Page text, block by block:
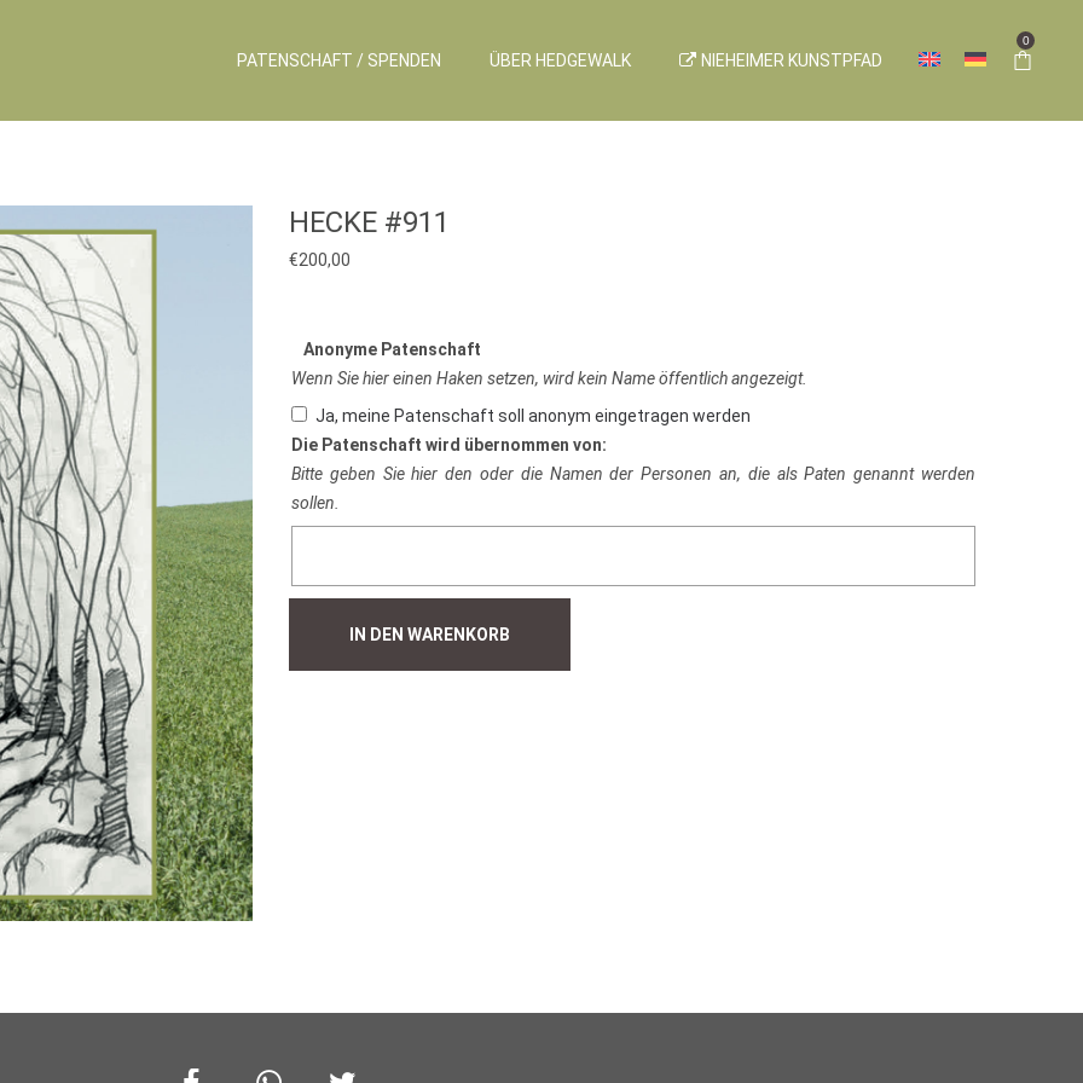
PATENSCHAFT / SPENDEN ÜBER HEDGEWALK NIEHEIMER KUNSTPFAD
0
HECKE #911
€200,00
Anonyme Patenschaft
Wenn Sie hier einen Haken setzen, wird kein Name öffentlich angezeigt.
Ja, meine Patenschaft soll anonym eingetragen werden
Die Patenschaft wird übernommen von:
Bitte geben Sie hier den oder die Namen der Personen an, die als Paten genannt werden
sollen.
Menge
IN DEN WARENKORB